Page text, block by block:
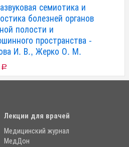
семиотика и
болезней органов
полости и
пространства -
И. В., Жерко О. М.
Р
Лекции для врачей
Медицинский журнал
МедДон